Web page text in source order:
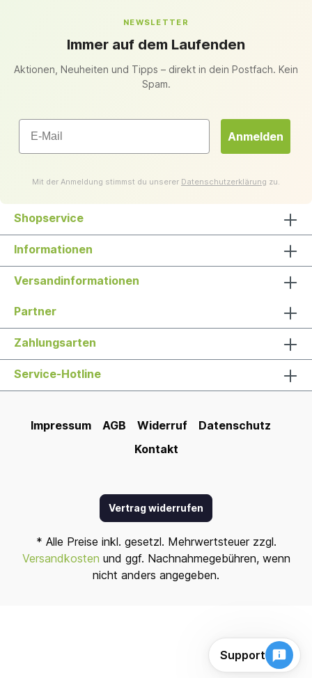
NEWSLETTER
Immer auf dem Laufenden
Aktionen, Neuheiten und Tipps – direkt in dein Postfach. Kein
Spam.
Email
Anmelden
Mit der Anmeldung stimmst du unserer Datenschutzerklärung zu.
Shopservice
Informationen
Versandinformationen
Partner
Zahlungsarten
Service-Hotline
Impressum AGB Widerruf
Datenschutz
Kontakt
Vertrag widerrufen
* Alle Preise inkl. gesetzl. Mehrwertsteuer zzgl.
Versandkosten und ggf. Nachnahmegebühren, wenn
nicht anders angegeben.
Support